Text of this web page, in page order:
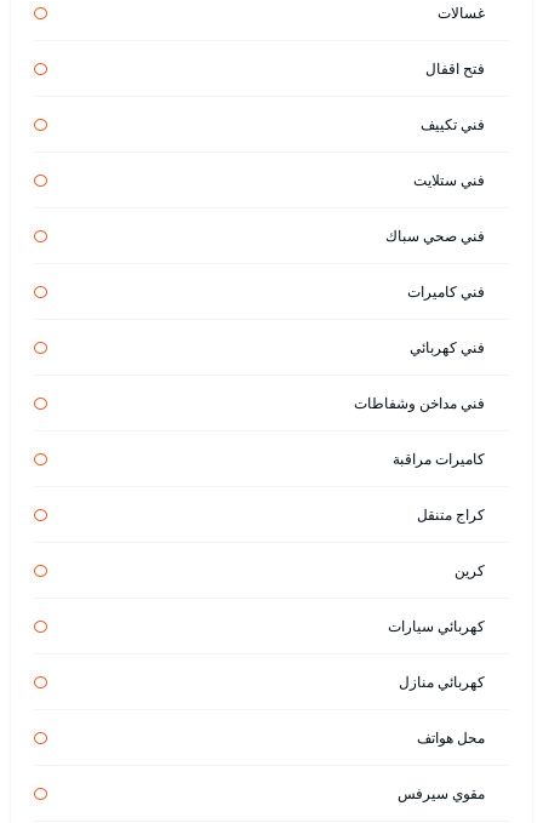
غسالات
فتح اقفال
فني تكييف
فني ستلايت
فني صحي سباك
فني كاميرات
فني كهربائي
فني مداخن وشفاطات
كاميرات مراقبة
كراج متنقل
كرين
كهربائي سيارات
كهربائي منازل
محل هواتف
مقوي سيرفس